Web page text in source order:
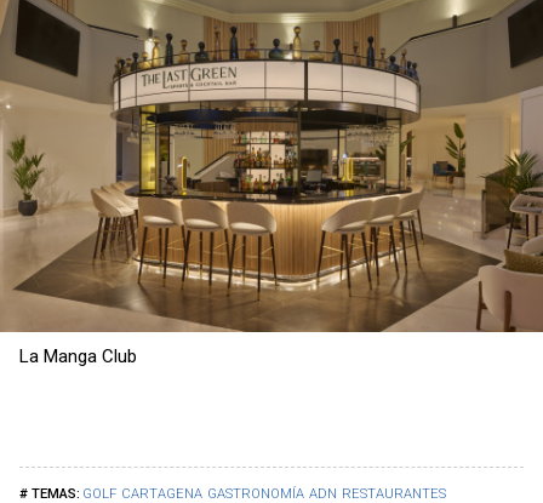
GOLF CARTAGENA GASTRONOMÍA ADN RESTAURANTES
La Manga Club